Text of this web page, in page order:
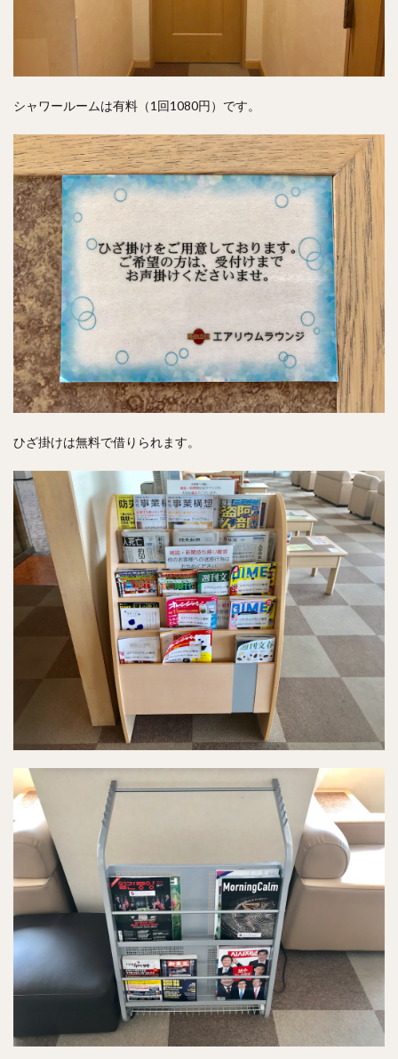
シャワールームは有料（1回1080円）です。
ひざ掛けは無料で借りられます。